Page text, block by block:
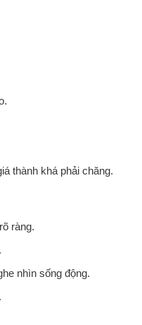
thành khá phải chăng.
ràng.
nhìn sống động.